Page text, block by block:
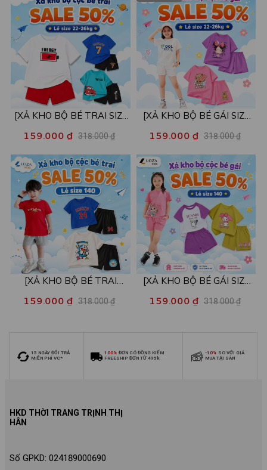
XB001
[XẢ KHO BỘ BÉ TRAI SIZE
mẫu - Quần áo bé trai từ 22-
26kg - Loza Kids XB004
159.000 ₫ 318.000 ₫
[XẢ KHO BỘ BÉ GÁI SIZE
mẫu - Quần áo bé gái từ 22-
26kg - Loza Kids XB005
159.000 ₫ 318.000 ₫
[XẢ KHO BỘ BÉ TRAI
nhiều mẫu - Quần áo bé trai
159.000 ₫ 318.000 ₫
[XẢ KHO BỘ BÉ GÁI SIZE
mẫu - Quần áo bé gái từ 26-
159.000 ₫ 318.000 ₫
15 NGÀY ĐỔI TRẢ
MIỄN PHÍ VC*
100% ĐƠN CÓ ĐỒNG KIỂM
FREESHIP ĐƠN TỪ 495k
-10% SO VỚI GIÁ
MUA TẠI SÀN
HKD THỜI TRANG TRỊNH THỊ
HÂN
Số GPKD: 024189000690